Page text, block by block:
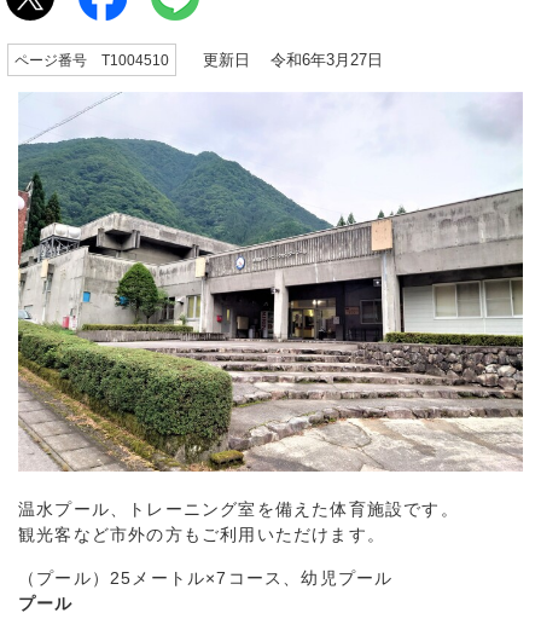
ページ番号 T1004510 更新日 令和6年3月27日
温水プール、トレーニング室を備えた体育施設です。
観光客など市外の方もご利用いただけます。
（プール）25メートル×7コース、幼児プール
プール